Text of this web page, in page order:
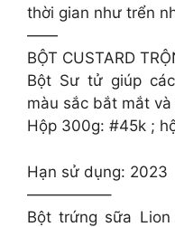
thời gian như trển
——
BỘT CUSTARD
Bột Sư tử giúp
màu sắc bắt mắt
Hộp 300g: #45k ;
Hạn sử dụng: 2023
—————–
Bột trứng sữa